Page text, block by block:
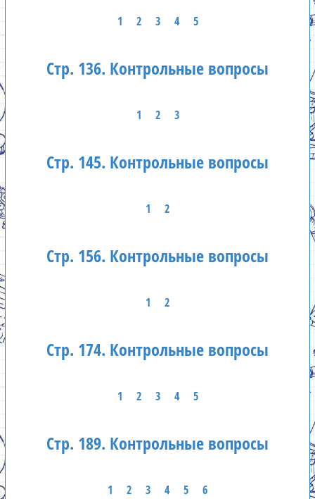
1 2 3 4 5
Стр. 136. Контрольные вопросы
1 2 3
Стр. 145. Контрольные вопросы
1 2
Стр. 156. Контрольные вопросы
1 2
Стр. 174. Контрольные вопросы
1 2 3 4 5
Стр. 189. Контрольные вопросы
1 2 3 4 5 6